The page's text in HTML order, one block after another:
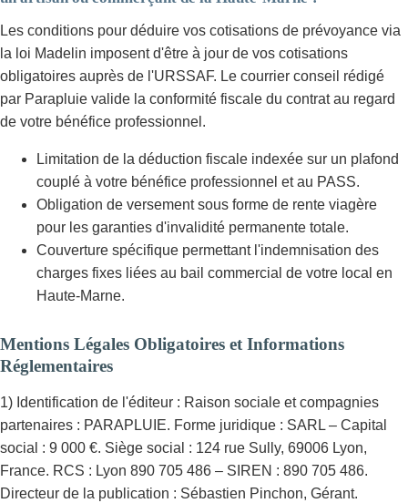
Les conditions pour déduire vos cotisations de prévoyance via
la loi Madelin imposent d'être à jour de vos cotisations
obligatoires auprès de l'URSSAF. Le courrier conseil rédigé
par Parapluie valide la conformité fiscale du contrat au regard
de votre bénéfice professionnel.
Limitation de la déduction fiscale indexée sur un plafond
couplé à votre bénéfice professionnel et au PASS.
Obligation de versement sous forme de rente viagère
pour les garanties d'invalidité permanente totale.
Couverture spécifique permettant l'indemnisation des
charges fixes liées au bail commercial de votre local en
Haute-Marne.
Mentions Légales Obligatoires et Informations
Réglementaires
1) Identification de l'éditeur : Raison sociale et compagnies
partenaires : PARAPLUIE. Forme juridique : SARL – Capital
social : 9 000 €. Siège social : 124 rue Sully, 69006 Lyon,
France. RCS : Lyon 890 705 486 – SIREN : 890 705 486.
Directeur de la publication : Sébastien Pinchon, Gérant.